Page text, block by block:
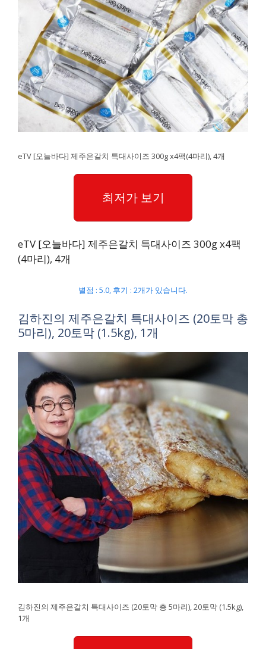
eTV [오늘바다] 제주은갈치 특대사이즈 300g x4팩(4마리), 4개
최저가 보기
eTV [오늘바다] 제주은갈치 특대사이즈 300g x4팩
(4마리), 4개
별점 : 5.0, 후기 : 2개가 있습니다.
김하진의 제주은갈치 특대사이즈 (20토막 총
5마리), 20토막 (1.5kg), 1개
김하진의 제주은갈치 특대사이즈 (20토막 총 5마리), 20토막 (1.5kg),
1개